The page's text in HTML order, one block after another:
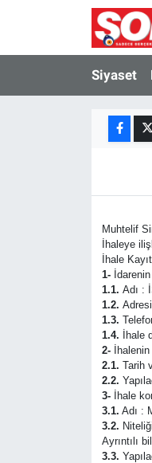
Siyaset
Muhtelif
İhaleye
İhale
1-İdarenin
1.1. Adı :
1.2.
1.3.
1.4.
İhale
2-İhalenin
2.1. Tarih
2.2.
3-İhale
3.1. Adı :
3.2.
Ayrıntılı
3.3.
KÜLTÜR SANAT
POLİTİKA
TEKNOLOJİ
EKONOMİ
İstanbul Namaz
Süper Lig Puan
Tüm Manşetler
Son Dakika
Haber Arşivi